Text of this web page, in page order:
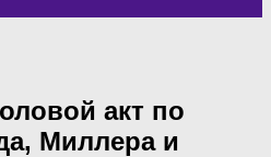
акт по
Миллера и